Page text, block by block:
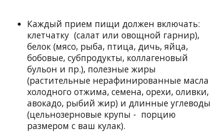
Каждый прием пищи должен включать:
клетчатку (салат или овощной гарнир),
белок (мясо, рыба, птица, дичь, яйца,
бобовые, субпродукты, коллагеновый
бульон и пр.), полезные жиры
(растительные нерафинированные масла
холодного отжима, семена, орехи, оливки,
авокадо, рыбий жир) и длинные углеводы
(цельнозерновые крупы - порцию
размером с ваш кулак).